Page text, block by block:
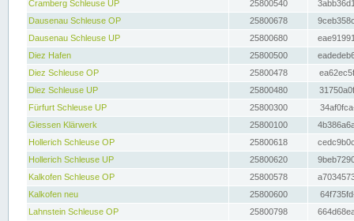
Cramberg Schleuse UP
25800540
Dausenau Schleuse OP
25800678
Dausenau Schleuse UP
25800680
Diez Hafen
25800500
Diez Schleuse OP
25800478
Diez Schleuse UP
25800480
Fürfurt Schleuse UP
25800300
Giessen Klärwerk
25800100
Hollerich Schleuse OP
25800618
Hollerich Schleuse UP
25800620
Kalkofen Schleuse OP
25800578
Kalkofen neu
25800600
Lahnstein Schleuse OP
25800798